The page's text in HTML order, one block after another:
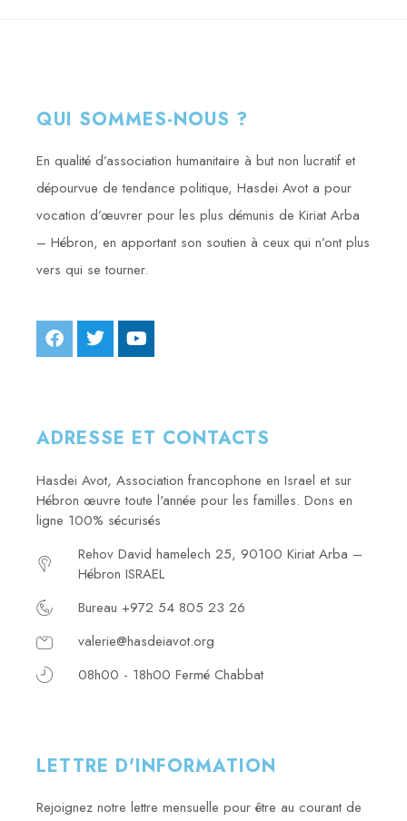
QUI SOMMES-NOUS ?
En qualité d’association humanitaire à but non lucratif et
dépourvue de tendance politique, Hasdei Avot a pour
vocation d’œuvrer pour les plus démunis de Kiriat Arba
– Hébron, en apportant son soutien à ceux qui n’ont plus
vers qui se tourner.
ADRESSE ET CONTACTS
Hasdei Avot, Association francophone en Israel et sur
Hébron œuvre toute l'année pour les familles. Dons en
ligne 100% sécurisés
Rehov David hamelech 25, 90100 Kiriat Arba –
Hébron ISRAEL
Bureau +972 54 805 23 26
valerie@hasdeiavot.org
08h00 - 18h00 Fermé Chabbat
LETTRE D'INFORMATION
Rejoignez notre lettre mensuelle pour être au courant de